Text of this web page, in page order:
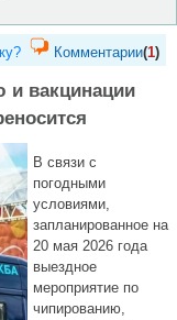
Комментарии(1)
и вакцинации
В связи с
погодными
условиями,
запланированное на
20 мая 2026 года
выездное
мероприятие по
чипированию,